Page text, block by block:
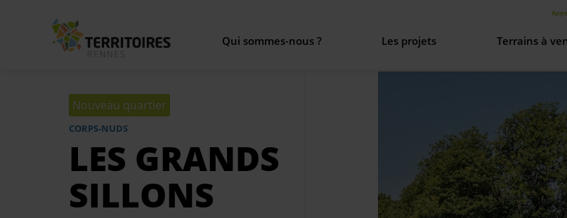
Qui sommes-nous ? Les projets Terrains à
Nouveau quartier
CORPS-NUDS
LES GRANDS
SILLONS